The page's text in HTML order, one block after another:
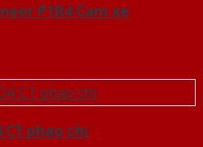
P1R4 Cam xe
C1 phao chi